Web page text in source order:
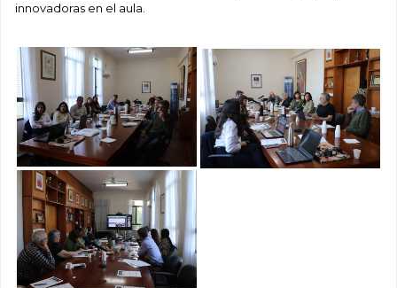
innovadoras en el aula.